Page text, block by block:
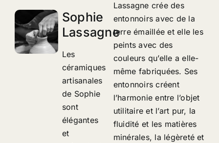
Sophie
Lassagne
Les
céramiques
artisanales
de Sophie
sont
élégantes
et
Lassagne crée des
entonnoirs avec de la
terre émaillée et elle les
peints avec des
couleurs qu’elle a elle-
même fabriquées. Ses
entonnoirs créent
l’harmonie entre l’objet
utilitaire et l’art pur, la
fluidité et les matières
minérales, la légèreté et